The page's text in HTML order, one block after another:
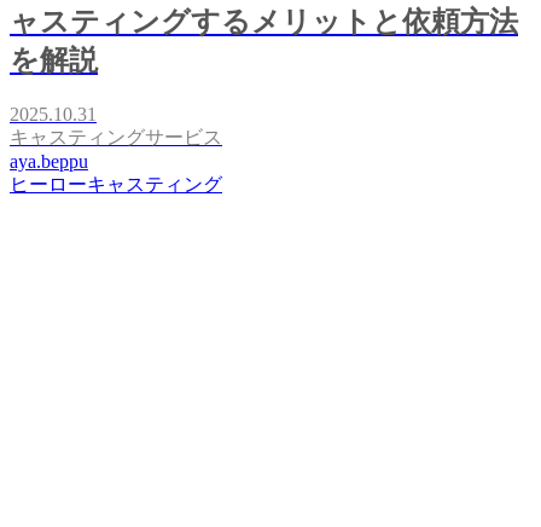
ャスティングするメリットと依頼方法
を解説
2025.10.31
キャスティングサービス
aya.beppu
ヒーローキャスティング